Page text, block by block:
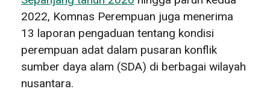
2022, Komnas Perempuan juga menerima
13 laporan pengaduan tentang kondisi
perempuan adat dalam pusaran konflik
sumber daya alam (SDA) di berbagai wilayah
nusantara.